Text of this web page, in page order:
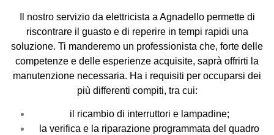
Il nostro servizio da elettricista a Agnadello permette di
riscontrare il guasto e di reperire in tempi rapidi una
soluzione. Ti manderemo un professionista che, forte delle
competenze e delle esperienze acquisite, saprà offrirti la
manutenzione necessaria. Ha i requisiti per occuparsi dei
più differenti compiti, tra cui:
il ricambio di interruttori e lampadine;
la verifica e la riparazione programmata del quadro